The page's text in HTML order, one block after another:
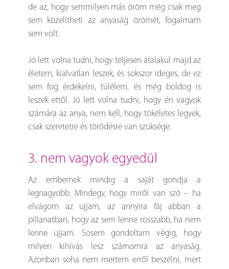
de az, hogy semmilyen más öröm még csak meg
sem közelítheti az anyaság örömét, fogalmam
sem volt.
Jó lett volna tudni, hogy teljesen átalakul majd az
életem, kialvatlan leszek, és sokszor ideges, de ez
sem fog érdekelni, túlélem, és még boldog is
leszek ettől. Jó lett volna tudni, hogy én vagyok
számára az anya, nem kell, hogy tökéletes legyek,
csak szeretetre és törődésre van szüksége.
3. nem vagyok egyedül
Az embernek mindig a saját gondja a
legnagyobb. Mindegy, hogy miről van szó – ha
elvágom az ujjam, az annyira fáj abban a
pillanatban, hogy az sem lenne rosszabb, ha nem
lenne ujjam. Sosem gondoltam végig, hogy
milyen kihívás lesz számomra az anyaság.
Azonban soha nem mertem erről beszélni, mert